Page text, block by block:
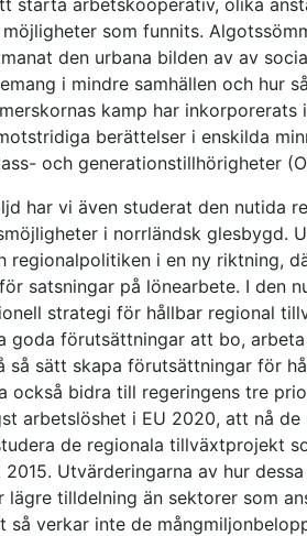
starta arbetskooperativ, olika
som funnits.
den urbana bilden av av
i mindre samhällen och hur
kamp har
berättelser i enskilda
och generationstillhörigheter
har vi även studerat den nutida
i norrländsk glesbygd.
regionalpolitiken i en ny riktning,
satsningar på lönearbete. I den
strategi för hållbar regional
goda förutsättningar att bo,
så sätt skapa förutsättningar för
också bidra till regeringens tre
arbetslöshet i EU 2020, att nå
de regionala tillväxtprojekt
Utvärderingarna av hur
tilldelning än sektorer som
verkar inte de